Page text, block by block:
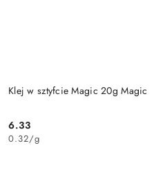
Klej w sztyfcie Magic 20g Magic
Cena:
6.33
0.32/g